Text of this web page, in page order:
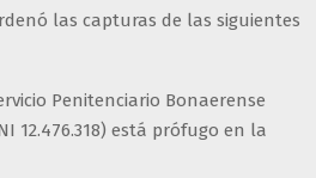
las capturas de las siguientes
Penitenciario Bonaerense
12.476.318) está prófugo en la